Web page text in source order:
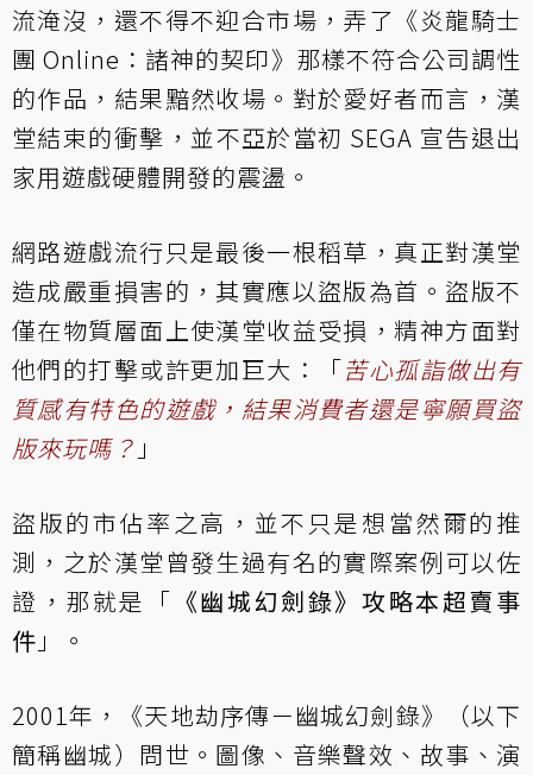
流淹沒，還不得不迎合市場，弄了《炎龍騎士
團 Online：諸神的契印》那樣不符合公司調性
的作品，結果黯然收場。對於愛好者而言，漢
堂結束的衝擊，並不亞於當初 SEGA 宣告退出
家用遊戲硬體開發的震盪。
網路遊戲流行只是最後一根稻草，真正對漢堂
造成嚴重損害的，其實應以盜版為首。盜版不
僅在物質層面上使漢堂收益受損，精神方面對
他們的打擊或許更加巨大：「苦心孤詣做出有
質感有特色的遊戲，結果消費者還是寧願買盜
版來玩嗎？ 」
盜版的市佔率之高，並不只是想當然爾的推
測，之於漢堂曾發生過有名的實際案例可以佐
證，那就是「 《幽城幻劍錄》攻略本超賣事
件 」。
2001年，《天地劫序傳－幽城幻劍錄》（以下
簡稱幽城）問世。圖像、音樂聲效、故事、演